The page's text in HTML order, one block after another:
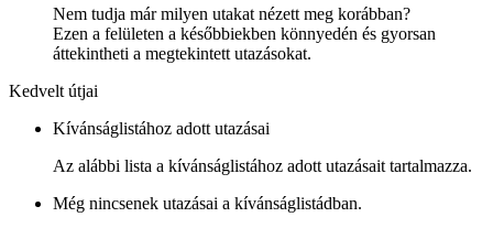
Nem tudja már milyen utakat nézett meg korábban?
Ezen a felületen a későbbiekben könnyedén és gyorsan
áttekintheti a megtekintett utazásokat.
Kedvelt útjai
Kívánságlistához adott utazásai
Az alábbi lista a kívánságlistához adott utazásait tartalmazza.
Még nincsenek utazásai a kívánságlistádban.